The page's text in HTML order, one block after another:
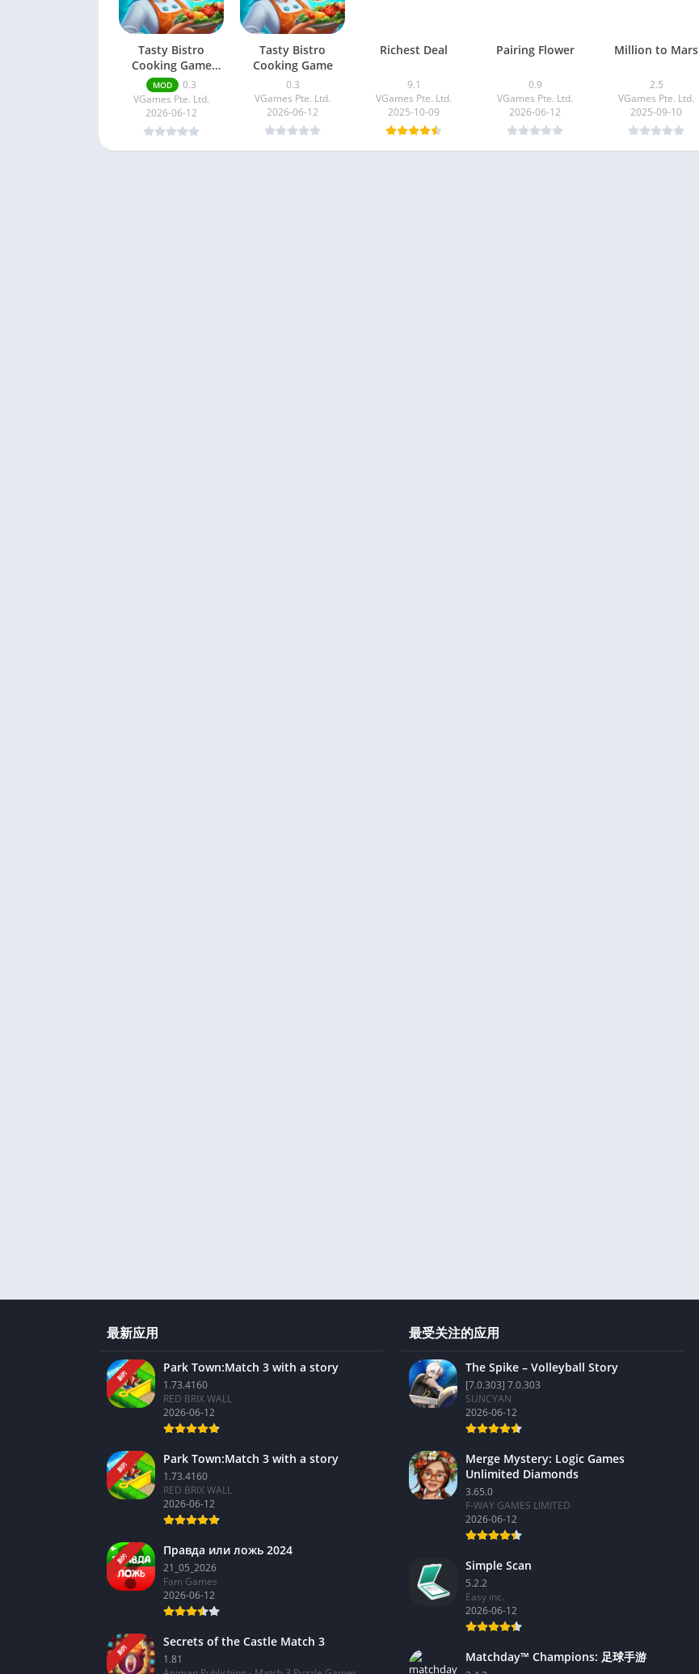
Tasty Bistro
Cooking Game
Free Shopping
MOD
0.3
VGames Pte. Ltd.
2026-06-12
Tasty Bistro
Cooking Game
0.3
VGames Pte. Ltd.
2026-06-12
Richest Deal
9.1
VGames Pte. Ltd.
2025-10-09
Pairing Flower
0.9
VGames Pte. Ltd.
2026-06-12
Million to Mars
2.5
VGames Pte. Ltd.
2025-09-10
最新应用
新的
Park Town:Match 3 with a story
1.73.4160
RED BRIX WALL
2026-06-12
新的
Park Town:Match 3 with a story
1.73.4160
RED BRIX WALL
2026-06-12
新的
Правда или ложь 2024
21_05_2026
Fam Games
2026-06-12
新的
Secrets of the Castle Match 3
1.81
最受关注的应用
The Spike – Volleyball Story
[7.0.303] 7.0.303
SUNCYAN
2026-06-12
Merge Mystery: Logic Games
Unlimited Diamonds
3.65.0
F-WAY GAMES LIMITED
2026-06-12
Simple Scan
5.2.2
Easy inc.
2026-06-12
Matchday™ Champions: 足球手游